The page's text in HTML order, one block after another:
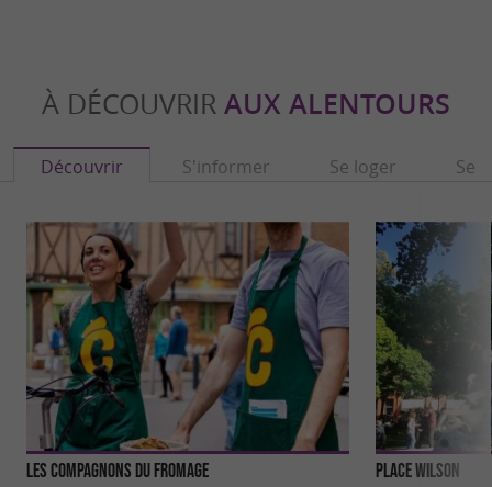
À DÉCOUVRIR AUX ALENTOURS
Découvrir S'informer Se loger Se
Les Compagnons du Fromage Place Wilson